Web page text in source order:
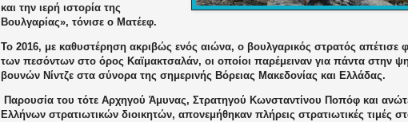
και την ιερή ιστορία της
Βουλγαρίας», τόνισε ο Ματέεφ.
Το 2016, με καθυστέρηση ακριβώς ενός αιώνα, ο βουλγαρικός στρατός απέτισε
των πεσόντων στο όρος Καϊμακτσαλάν, οι οποίοι παρέμειναν για πάντα στην
βουνών Νίντζε στα σύνορα της σημερινής Βόρειας Μακεδονίας και Ελλάδας.
Παρουσία του τότε Αρχηγού Άμυνας, Στρατηγού Κωνσταντίνου Ποπόφ και
Ελλήνων στρατιωτικών διοικητών, απονεμήθηκαν πλήρεις στρατιωτικές τιμές